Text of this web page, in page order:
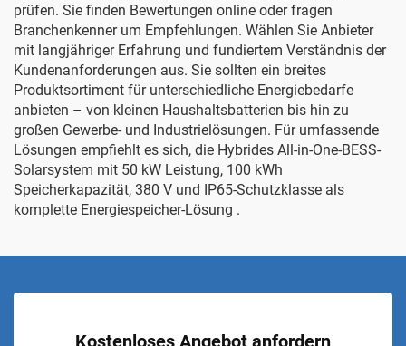
prüfen. Sie finden Bewertungen online oder fragen
Branchenkenner um Empfehlungen. Wählen Sie Anbieter
mit langjähriger Erfahrung und fundiertem Verständnis der
Kundenanforderungen aus. Sie sollten ein breites
Produktsortiment für unterschiedliche Energiebedarfe
anbieten – von kleinen Haushaltsbatterien bis hin zu
großen Gewerbe- und Industrielösungen. Für umfassende
Lösungen empfiehlt es sich, die Hybrides All-in-One-BESS-
Solarsystem mit 50 kW Leistung, 100 kWh
Speicherkapazität, 380 V und IP65-Schutzklasse als
komplette Energiespeicher-Lösung .
Kostenloses Angebot anfordern